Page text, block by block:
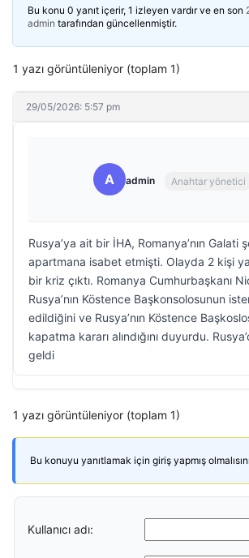
Bu konu 0 yanıt içerir, 1 izleyen vardır ve en son
admin tarafından güncellenmiştir.
1 yazı görüntüleniyor (toplam 1)
29/05/2026: 5:57 pm
A admin Anahtar yönetici
Rusya’ya ait bir İHA, Romanya’nın Galati
apartmana isabet etmişti. Olayda 2 kişi
bir kriz çıktı. Romanya Cumhurbaşkanı
Rusya’nın Köstence Başkonsolosunun
edildiğini ve Rusya’nın Köstence
kapatma kararı alındığını duyurdu.
geldi
1 yazı görüntüleniyor (toplam 1)
Bu konuyu yanıtlamak için giriş yapmış
Kullanıcı adı: